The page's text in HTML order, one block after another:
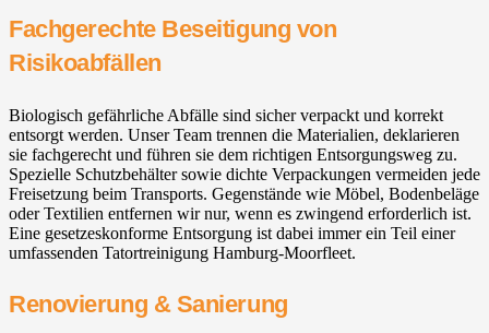
Fachgerechte Beseitigung von
Risikoabfällen
Biologisch gefährliche Abfälle sind sicher verpackt und korrekt
entsorgt werden. Unser Team trennen die Materialien, deklarieren
sie fachgerecht und führen sie dem richtigen Entsorgungsweg zu.
Spezielle Schutzbehälter sowie dichte Verpackungen vermeiden jede
Freisetzung beim Transports. Gegenstände wie Möbel, Bodenbeläge
oder Textilien entfernen wir nur, wenn es zwingend erforderlich ist.
Eine gesetzeskonforme Entsorgung ist dabei immer ein Teil einer
umfassenden Tatortreinigung Hamburg-Moorfleet.
Renovierung & Sanierung